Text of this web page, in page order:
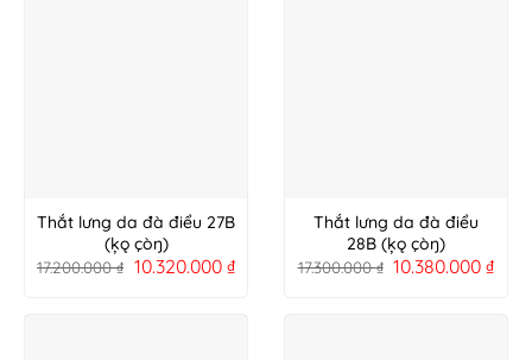
Thắt lưng da đà điểu 27B
(ķǫ çòŋ)
17.200.000₫ 10.320.000 ₫
Thắt lưng da đà điểu
28B (ķǫ çòŋ)
17.300.000₫ 10.380.000₫